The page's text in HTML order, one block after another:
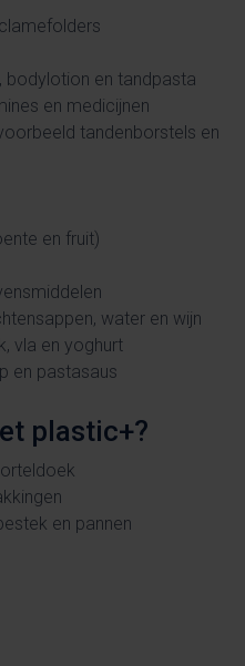
bodylotion en tandpasta
en medicijnen
tandenborstels en
en fruit)
water en wijn
vla en yoghurt
en pastasaus
plastic+?
en pannen